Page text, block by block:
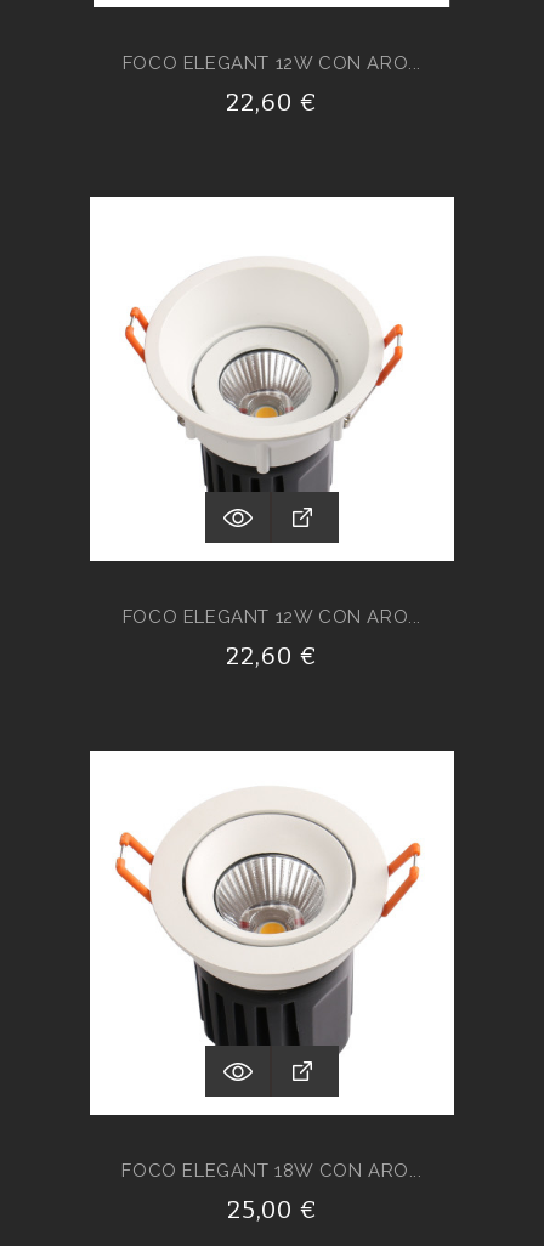
FOCO ELEGANT 12W CON ARO...
22,60 €
FOCO ELEGANT 12W CON ARO...
22,60 €
FOCO ELEGANT 18W CON ARO...
25,00 €